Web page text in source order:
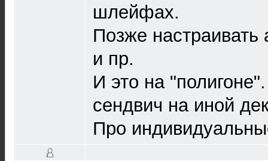
шлейфах.
Позже
и пр.
И это на
сендвич на иной
Про